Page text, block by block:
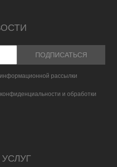
рассылки
и обработки